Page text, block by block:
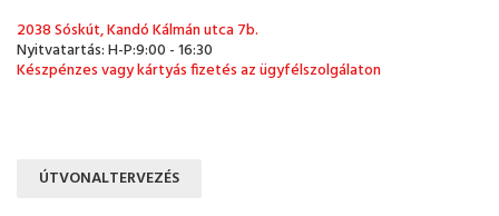
2038 Sóskút, Kandó Kálmán utca 7b.
Nyitvatartás: H-P:9:00 - 16:30
Készpénzes vagy kártyás fizetés az ügyfélszolgálaton
ÚTVONALTERVEZÉS